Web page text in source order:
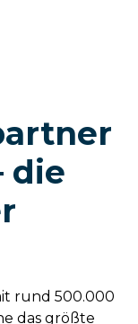
die
rund 500.000
das größte